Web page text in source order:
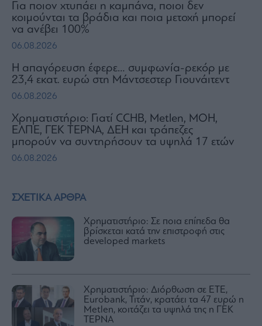
ΣΧΕΤΙΚΑ ΑΡΘΡΑ
Χρηματιστήριο: Σε ποια επίπεδα θα
βρίσκεται κατά την επιστροφή στις
developed markets
Χρηματιστήριο: Διόρθωση σε ΕΤΕ,
Eurobank, Τιτάν, κρατάει τα 47 ευρώ η
Metlen, κοιτάζει τα υψηλά της η ΓΕΚ
ΤΕΡΝΑ
Για ποιον χτυπάει η καμπάνα, ποιοι δεν
κοιμούνται τα βράδια και ποια μετοχή μπορεί
να ανέβει 100%
06.08.2026
Η απαγόρευση έφερε… συμφωνία-ρεκόρ με
23,4 εκατ. ευρώ στη Μάντσεστερ Γιουνάιτεντ
06.08.2026
Χρηματιστήριο: Γιατί CCHB, Metlen, MOH,
ΕΛΠΕ, ΓΕΚ ΤΕΡΝΑ, ΔΕΗ και τράπεζες
μπορούν να συντηρήσουν τα υψηλά 17 ετών
06.08.2026